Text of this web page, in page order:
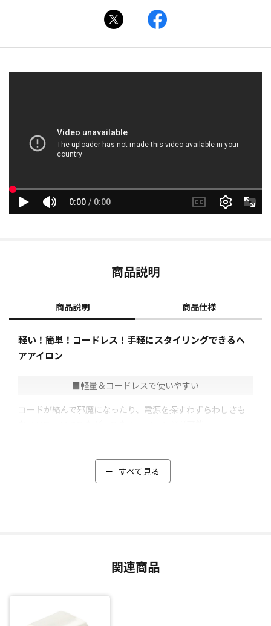
商品説明
商品説明 商品仕様
軽い！簡単！コードレス！手軽にスタイリングできるヘ
アアイロン
■軽量＆コードレスで使いやすい
コードが絡んで邪魔になったり、電源を探すわずらわしさも
ストレートからボリュームアップ、ショートヘアからロング
すべて見る
関連商品